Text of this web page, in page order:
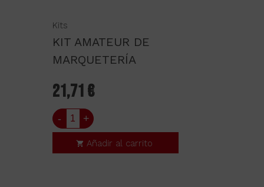
Kits
KIT AMATEUR DE
MARQUETERÍA
21,71 €
- +
Añadir al carrito